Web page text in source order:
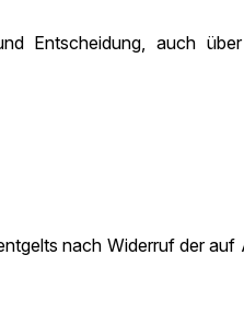
Entscheidung, auch
nach Widerruf der